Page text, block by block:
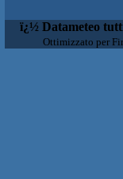
ï¿½ Datameteo
Ottimizzato per